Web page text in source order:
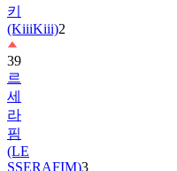
키
(KiiiKiii)2
39
르
세
라
핌
(LE
SSERAFIM)3